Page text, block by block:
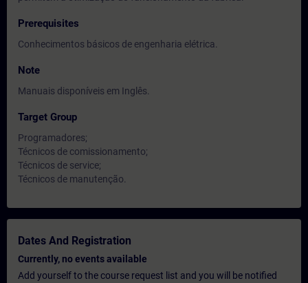
Prerequisites
Conhecimentos básicos de engenharia elétrica.
Note
Manuais disponíveis em Inglês.
Target Group
Programadores;
Técnicos de comissionamento;
Técnicos de service;
Técnicos de manutenção.
Dates And Registration
Currently, no events available
Add yourself to the course request list and you will be notified